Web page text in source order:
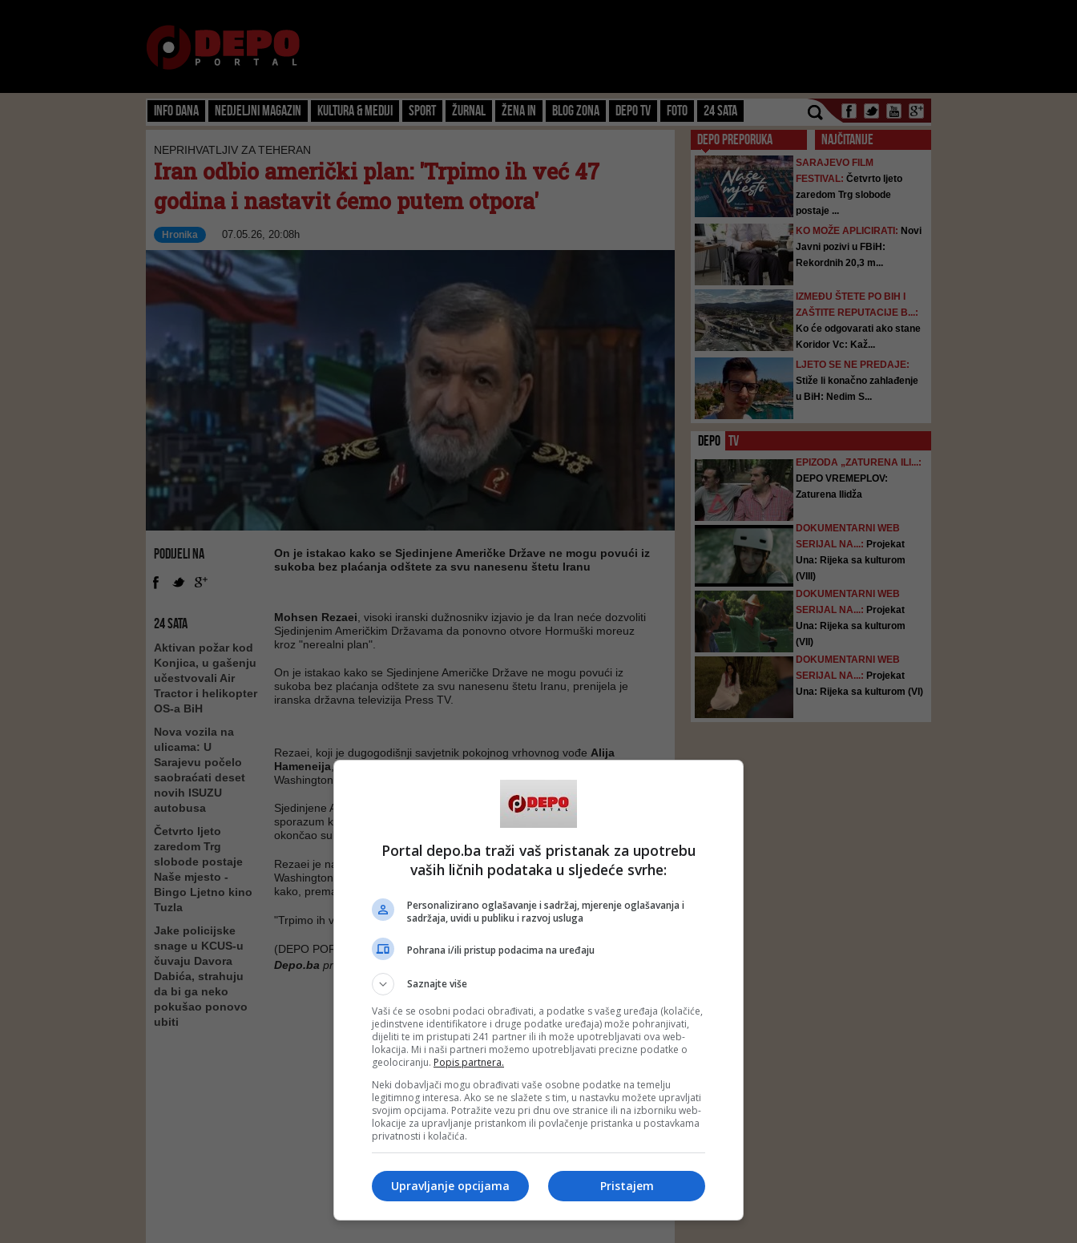
Info dana Nedjeljni magazin Kultura & Mediji Sport Žurnal Žena IN Blog zona Depo TV FOTO 24 SATA
NEPRIHVATLJIV ZA TEHERAN
Iran odbio američki plan: 'Trpimo ih već 47
godina i nastavit ćemo putem otpora'
Hronika 07.05.26, 20:08h
PODIJELI NA
24 SATA
Aktivan požar kod
Konjica, u gašenju
učestvovali Air
Tractor i helikopter
OS-a BiH
Nova vozila na
ulicama: U
Sarajevu počelo
saobraćati deset
novih ISUZU
autobusa
Četvrto ljeto
zaredom Trg
slobode postaje
Naše mjesto -
Bingo Ljetno kino
Tuzla
Jake policijske
snage u KCUS-u
čuvaju Davora
Dabića, strahuju
da bi ga neko
pokušao ponovo
ubiti
On je istakao kako se Sjedinjene Američke Države ne mogu povući iz
sukoba bez plaćanja odštete za svu nanesenu štetu Iranu
Mohsen Rezaei , visoki iranski dužnosnikv izjavio je da Iran neće dozvoliti
Sjedinjenim Američkim Državama da ponovno otvore Hormuški moreuz
kroz "nerealni plan".
On je istakao kako se Sjedinjene Američke Države ne mogu povući iz
sukoba bez plaćanja odštete za svu nanesenu štetu Iranu, prenijela je
iranska državna televizija Press TV.
Rezaei, koji je dugogodišnji savjetnik pokojnog vrhovnog vođe Alija
Hameneija, govorio je o američkom prijedlogu od 14 tačaka koji je
Washington preko posrednika dostavio Iranu.
Sjedinjene Američke Države žele da mirovni plan postavi osnovu za
sporazum kojim bi se ponovo otvorio strateški važan pomorski prolaz i
okončao sukob.
Rezaei je naglasio da svaki prihvatljiv ishod pregovora između Teherana i
Washingtona mora uključivati opipljivu korist, a ne samo prazne geste,
kako, prema njegovim riječima, SAD pokušavaju ponuditi.
"Trpimo ih već 47 godina i nastavit ćemo putem otpora", poručio je Rezaei.
(DEPO PORTAL/dg)
Depo.ba pratite putem društvenih mreža
DEPO PREPORUKA NAJČITANIJE
SARAJEVO FILM
FESTIVAL: Četvrto ljeto
zaredom Trg slobode
postaje ...
KO MOŽE APLICIRATI: Novi
Javni pozivi u FBiH:
Rekordnih 20,3 m...
IZMEĐU ŠTETE PO BIH I
ZAŠTITE REPUTACIJE B...:
Ko će odgovarati ako stane
Koridor Vc: Kaž...
LJETO SE NE PREDAJE:
Stiže li konačno zahlađenje
u BiH: Nedim S...
DEPO TV
EPIZODA „ZATURENA ILI...:
DEPO VREMEPLOV:
Zaturena Ilidža
DOKUMENTARNI WEB
SERIJAL NA...: Projekat
Una: Rijeka sa kulturom
(VIII)
DOKUMENTARNI WEB
SERIJAL NA...: Projekat
Una: Rijeka sa kulturom
(VII)
DOKUMENTARNI WEB
SERIJAL NA...: Projekat
Una: Rijeka sa kulturom (VI)
Portal depo.ba traži vaš pristanak za upotrebu
vaših ličnih podataka u sljedeće svrhe:
Personalizirano oglašavanje i sadržaj, mjerenje oglašavanja i
sadržaja, uvidi u publiku i razvoj usluga
Pohrana i/ili pristup podacima na uređaju
Saznajte više
Vaši će se osobni podaci obrađivati, a podatke s vašeg uređaja (kolačiće,
jedinstvene identifikatore i druge podatke uređaja) može pohranjivati,
dijeliti te im pristupati 241 partner ili ih može upotrebljavati ova web-
lokacija. Mi i naši partneri možemo upotrebljavati precizne podatke o
geolociranju. Popis partnera.
Neki dobavljači mogu obrađivati vaše osobne podatke na temelju
legitimnog interesa. Ako se ne slažete s tim, u nastavku možete upravljati
svojim opcijama. Potražite vezu pri dnu ove stranice ili na izborniku web-
lokacije za upravljanje pristankom ili povlačenje pristanka u postavkama
privatnosti i kolačića.
Pristajem
Upravljanje opcijama